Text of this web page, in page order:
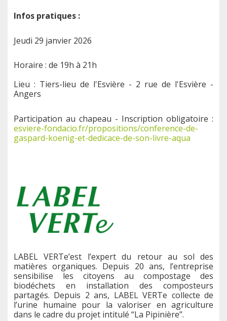
Infos pratiques :
Jeudi 29 janvier 2026
Horaire : de 19h à 21h
Lieu : Tiers-lieu de l'Esvière - 2 rue de l'Esvière -
Angers
Participation au chapeau - Inscription obligatoire :
esviere-fondacio.fr/propositions/conference-de-
gaspard-koenig-et-dedicace-de-son-livre-aqua
LABEL VERTe’est l’expert du retour au sol des
matières organiques. Depuis 20 ans, l’entreprise
sensibilise les citoyens au compostage des
biodéchets en installation des composteurs
partagés. Depuis 2 ans, LABEL VERTe collecte de
l’urine humaine pour la valoriser en agriculture
dans le cadre du projet intitulé “La Pipinière”.